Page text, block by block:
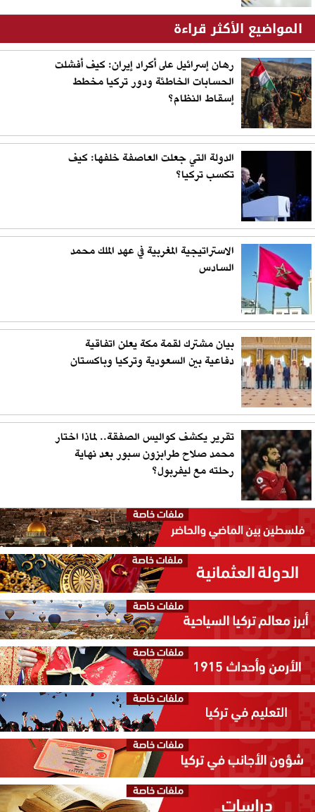
المواضيع الأكثر قراءة
رهان إسرائيل على أكراد إيران: كيف أفشلت
الحسابات الخاطئة ودور تركيا مخطط
إسقاط النظام؟
الدولة التي جعلت العاصفة خلفها: كيف
تكسب تركيا؟
الاستراتيجية المغربية في عهد الملك محمد
السادس
بيان مشترك لقمة مكة يعلن اتفاقية
دفاعية بين السعودية وتركيا وباكستان
تقرير يكشف كواليس الصفقة.. لماذا اختار
محمد صلاح طرابزون سبور بعد نهاية
رحلته مع ليفربول؟